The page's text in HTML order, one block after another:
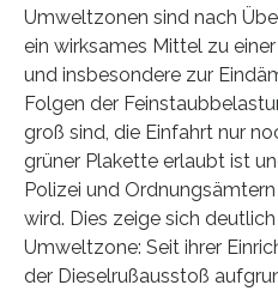
Umweltzonen sind nach
ein wirksames Mittel zu
und insbesondere zur
Folgen der
groß sind, die Einfahrt nur
grüner Plakette erlaubt ist
Polizei und
wird. Dies zeige sich
Umweltzone: Seit ihrer
der Dieselrußausstoß